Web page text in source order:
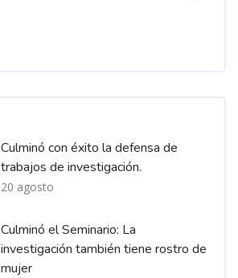
Culminó con éxito la defensa de
trabajos de investigación.
20 agosto
Culminó el Seminario: La
investigación también tiene rostro de
mujer